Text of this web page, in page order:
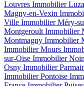
Louvres Immobilier
Magny-en-Vexin
Ville Immobilier Méry-
Montgeroult Immobilier
Montmagny Immobilier
Immobilier Mours
sur-Oise Immobilier
Osny Immobilier
Immobilier Pontoise